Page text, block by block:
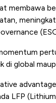
membawa
di global
LFP